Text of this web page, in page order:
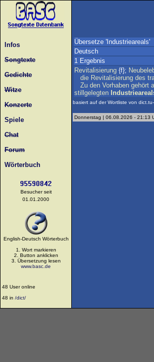
Infos
Songtexte
Gedichte
Witze
Konzerte
Spiele
Chat
Forum
Wörterbuch
Besucher seit
01.01.2000
English-Deutsch Wörterbuch
1. Wort markieren
2. Button anklicken
3. Übersetzung lesen
www.basc.de
48 User online
48 in /dict/
Übersetze 'Industrieareals'
Deutsch
1 Ergebnis
Revitalisierung {f};
die Revitalisierung des
Zu den Vorhaben gehört
stillgelegten
basiert auf der Wortliste von
Donnerstag | 06.08.2026 - 21:13